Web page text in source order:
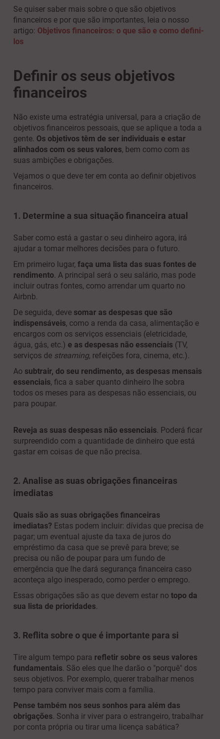
Se quiser saber mais sobre o que são objetivos
financeiros e por que são importantes, leia o nosso
artigo: Objetivos financeiros: o que são e como defini-
los
Definir os seus objetivos
financeiros
Não existe uma estratégia universal, para a criação de
objetivos financeiros pessoais, que se aplique a toda a
gente. Os objetivos têm de ser individuais e estar
alinhados com os seus valores, bem como com as
suas ambições e obrigações.
Vejamos o que deve ter em conta ao definir objetivos
financeiros.
1. Determine a sua situação financeira atual
Saber como está a gastar o seu dinheiro agora, irá
ajudar a tomar melhores decisões para o futuro.
Em primeiro lugar, faça uma lista das suas fontes de
rendimento. A principal será o seu salário, mas pode
incluir outras fontes, como arrendar um quarto no
Airbnb.
De seguida, deve somar as despesas que são
indispensáveis, como a renda da casa, alimentação e
encargos com os serviços essenciais (eletricidade,
água, gás, etc.) e as despesas não essenciais (TV,
serviços de streaming, refeições fora, cinema, etc.).
Ao subtrair, do seu rendimento, as despesas mensais
essenciais, fica a saber quanto dinheiro lhe sobra
todos os meses para as despesas não essenciais, ou
para poupar.
Reveja as suas despesas não essenciais. Poderá ficar
surpreendido com a quantidade de dinheiro que está
gastar em coisas de que não precisa.
2. Analise as suas obrigações financeiras
imediatas
Quais são as suas obrigações financeiras
imediatas? Estas podem incluir: dívidas que precisa de
pagar; um eventual ajuste da taxa de juros do
empréstimo da casa que se prevê para breve; se
precisa ou não de poupar para um fundo de
emergência que lhe dará segurança financeira caso
aconteça algo inesperado, como perder o emprego.
Essas obrigações são as que devem estar no topo da
sua lista de prioridades.
3. Reflita sobre o que é importante para si
Tire algum tempo para refletir sobre os seus valores
fundamentais. São eles que lhe darão o "porquê" dos
seus objetivos. Por exemplo, querer trabalhar menos
tempo para conviver mais com a família.
Pense também nos seus sonhos para além das
obrigações. Sonha ir viver para o estrangeiro, trabalhar
por conta própria ou tirar uma licença sabática?